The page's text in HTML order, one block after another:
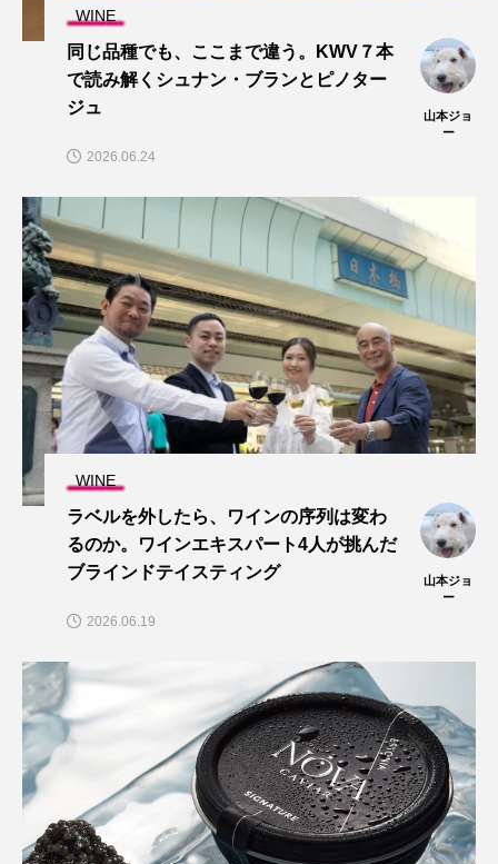
WINE
同じ品種でも、ここまで違う。KWV７本
で読み解くシュナン・ブランとピノター
ジュ
山本ジョ
ー
2026.06.24
WINE
ラベルを外したら、ワインの序列は変わ
るのか。ワインエキスパート4人が挑んだ
ブラインドテイスティング
山本ジョ
ー
2026.06.19